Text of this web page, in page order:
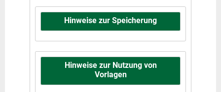
Hinweise zur Speicherung
Hinweise zur Nutzung von
Vorlagen